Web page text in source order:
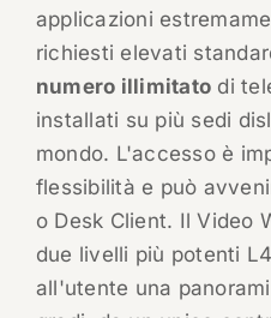
applicazioni
richiesti elevati
numero illimitato di
installati su più sedi
mondo. L'accesso è
flessibilità e può
o Desk Client. Il Video
due livelli più potenti
all'utente una